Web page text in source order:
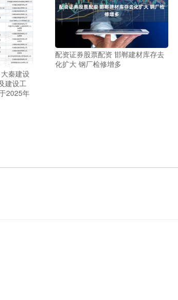
秦建设
建设工
2025年
配资证券股票配资 邯郸建材库存去
化扩大 钢厂检修增多